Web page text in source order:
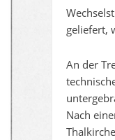
geliefert,
An der
Nach